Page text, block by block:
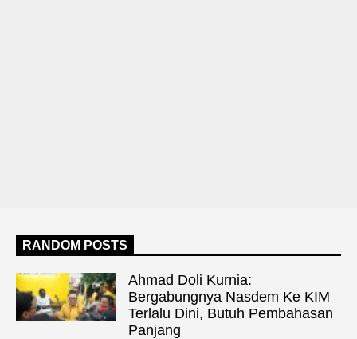
RANDOM POSTS
Ahmad Doli Kurnia:
Bergabungnya Nasdem Ke KIM
Terlalu Dini, Butuh Pembahasan
Panjang